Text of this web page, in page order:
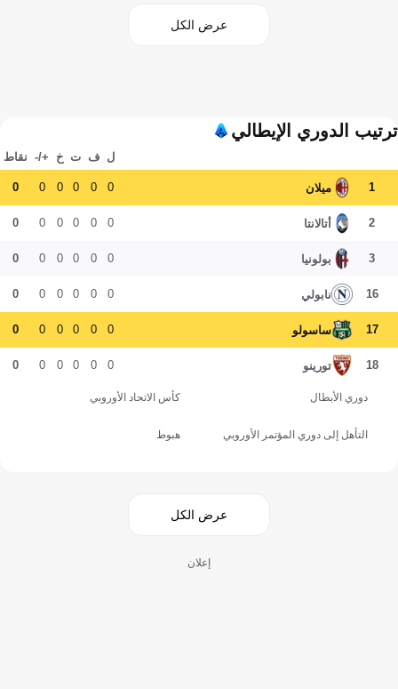
عرض الكل
ترتيب الدوري الإيطالي
ل ف ت خ +/- نقاط
1 ميلان 0
0
0
0
0
0
2 أتالانتا 0
0
0
0
0
0
3 بولونيا 0
0
0
0
0
0
16 نابولي 0
0
0
0
0
0
17 ساسولو 0
0
0
0
0
0
18 تورينو 0
0
0
0
0
0
دوري الأبطال كأس الاتحاد الأوروبي
التأهل إلى دوري المؤتمر الأوروبي هبوط
عرض الكل
إعلان